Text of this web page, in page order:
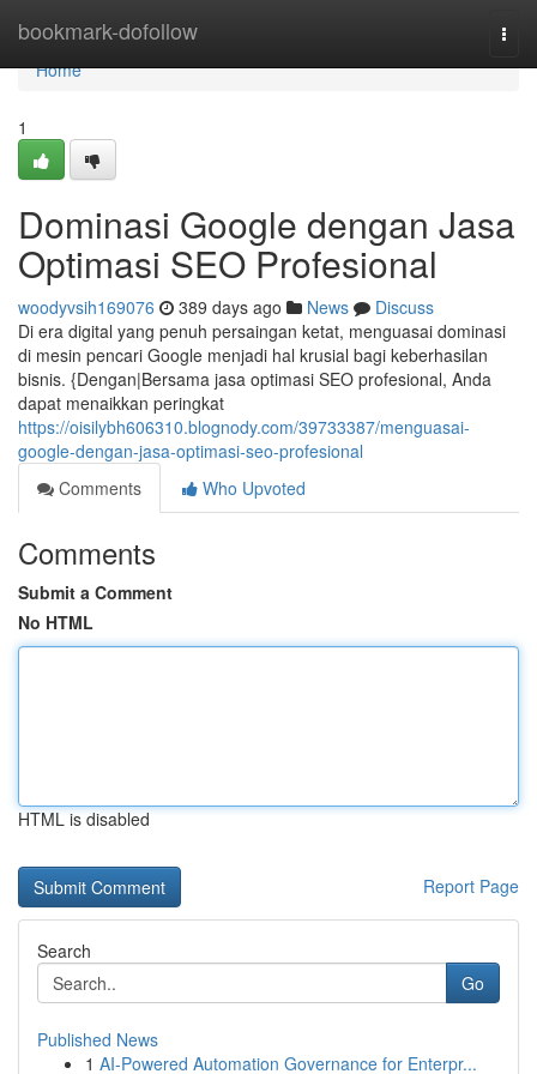
bookmark-dofollow
Home
Home
1
Dominasi Google dengan Jasa
Optimasi SEO Profesional
woodyvsih169076 389 days ago News
Discuss
Di era digital yang penuh persaingan ketat, menguasai dominasi
di mesin pencari Google menjadi hal krusial bagi keberhasilan
bisnis. {Dengan|Bersama jasa optimasi SEO profesional, Anda
dapat menaikkan peringkat
https://oisilybh606310.blognody.com/39733387/menguasai-
google-dengan-jasa-optimasi-seo-profesional
Comments
Who Upvoted
Comments
Submit a Comment
No HTML
HTML is disabled
Report Page
Search
Go
Published News
1 AI-Powered Automation Governance for Enterpr...